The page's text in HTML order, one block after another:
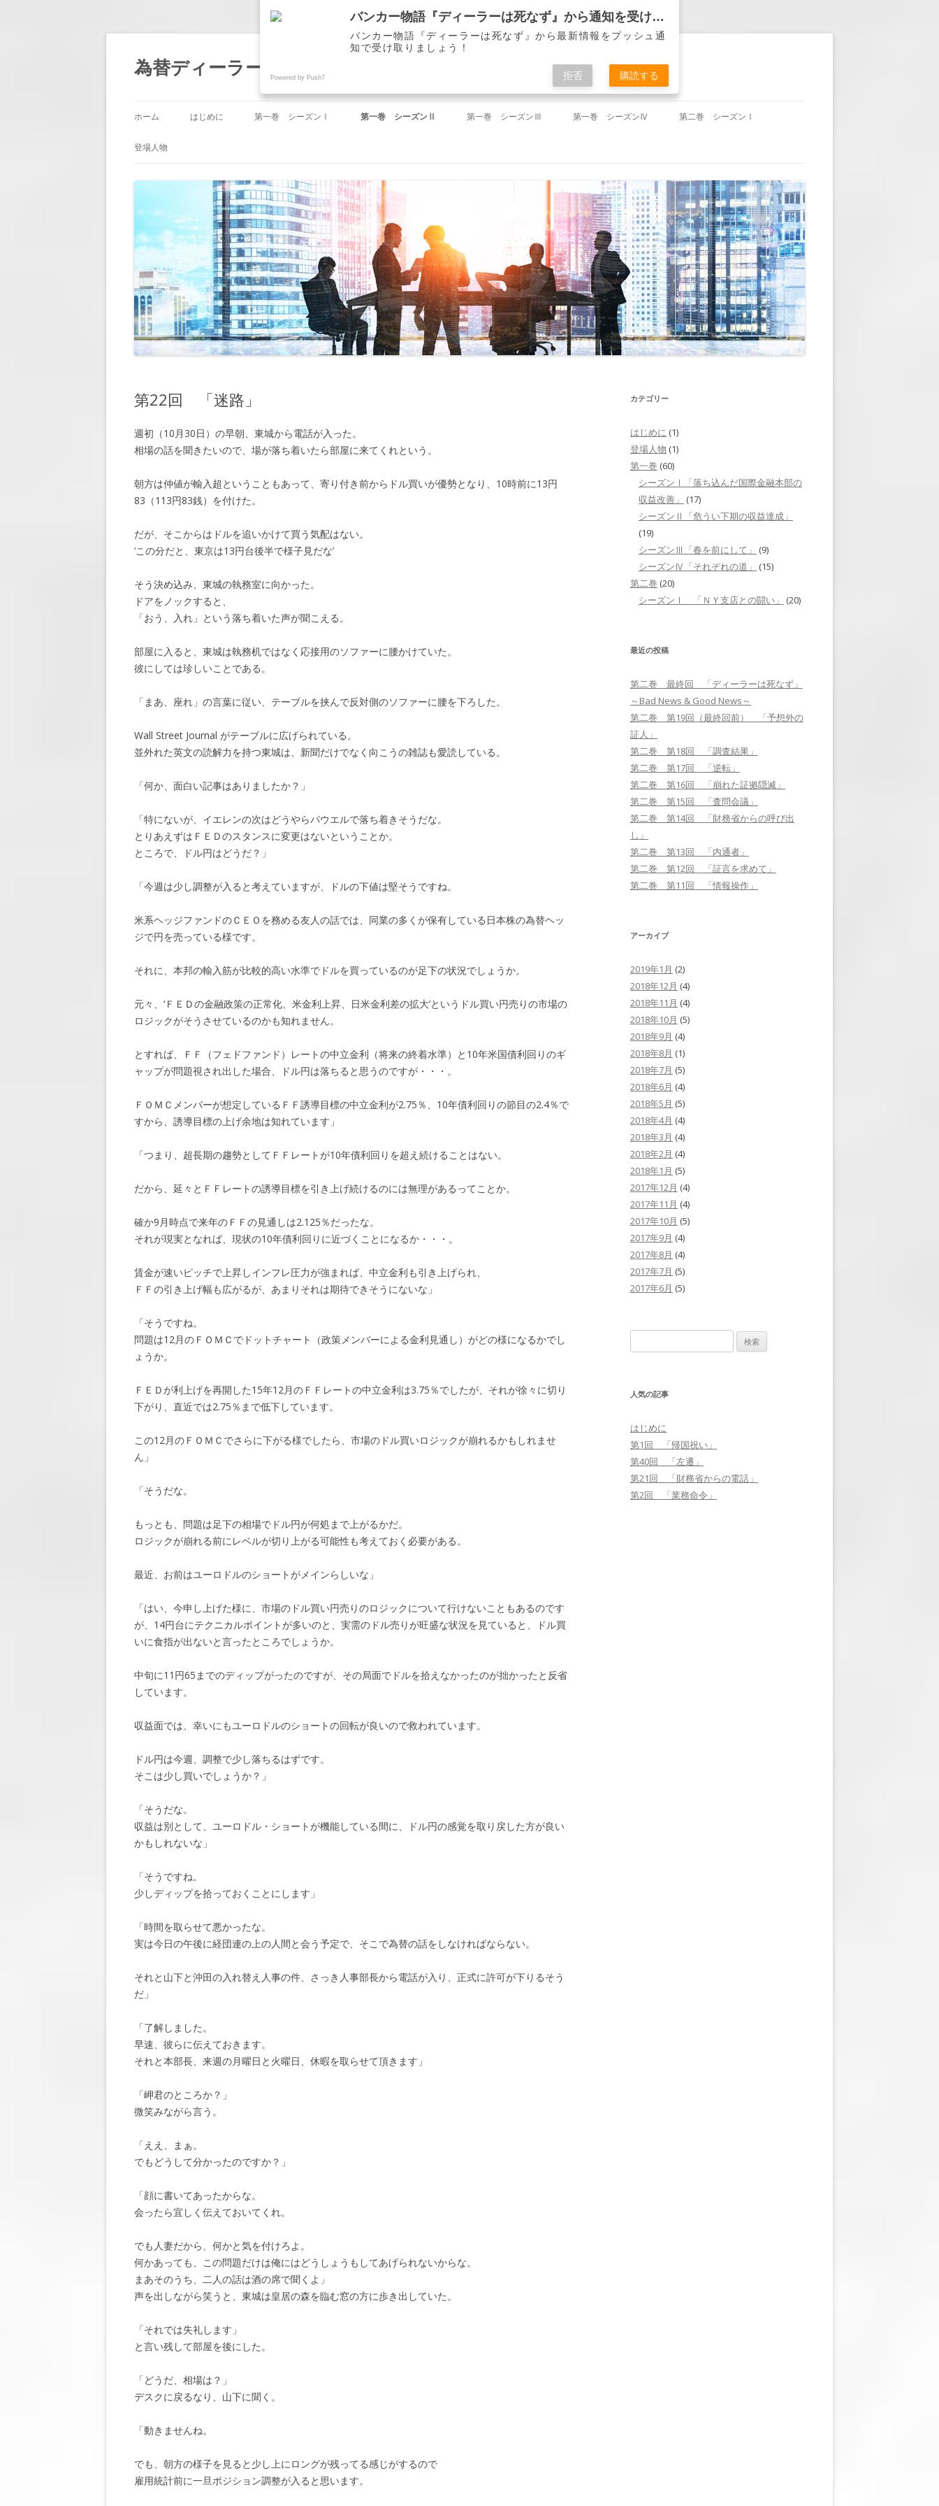
為替ディーラー物語『ディーラーは死なず』 仙崎 了
コ
ン
テ
ホーム はじめに 第一巻 シーズンⅠ
第3回 「嫉み」
第4回 「人事」
第5回 「節目のとき」
第6回 「意地」
第7回 「懸念と再決意」
第8回 「休暇」
第11回 「脅し」
第13回 「窮地」
第15回 「近づく9月末」
第一巻 シーズンⅡ
第20回 「下がらないドル」
第21回 「財務省からの電話」
第22回 「迷路」
第23回 「解け出した謎」
第24回 「甦った相場感」
第25回 「勝負のとき」
第30回 「語られた真実」
第一巻 シーズンⅢ
第41回 「春来たれり」
第42回 「山下を襲う知らざる敵」
第43回 「旅立ち」
第44回 「新年度」
第一巻 シーズンⅣ
第48回 「杞憂か事実か」
第49回 「久々のＴＶ出演」
第50回 「失われた方向感」
第51回 「岬の決意」
第52回 「それぞれの道」
第53回 「ニューヨークへ」
第55回 「焦り」
第56回 「ミッドタウン・トンネ
第57回 「リクルーティング」
第58回 「挑戦」
第59回 「岬の旅立ち」
第60回 「台風の後」
第二巻 シーズンⅠ
第二巻 第3回 「YOU’RE FIRED」
第二巻 第4回 「ヘンリー・ハド
ソンの悲劇」
第二巻 第5回 「墓前に誓う」
第二巻 第6回 「古傷」
第二巻 第7回 「人選」
第二巻 第12回 「証言を求めて」
第二巻 第13回 「内通者」
び出し」
第二巻 第18回 「調査結果」
第二巻 第19回（最終回前） 「予
第二巻 最終回 「ディーラーは死
なず」～BAD NEWS & GOOD
NEWS～
登場人物
第22回 「迷路」
週初（10月30日）の早朝、東城から電話が入った。
相場の話を聞きたいので、場が落ち着いたら部屋に来てくれという。
朝方は仲値が輸入超ということもあって、寄り付き前からドル買いが優勢となり、10時前に13円
83（113円83銭）を付けた。
だが、そこからはドルを追いかけて買う気配はない。
‘この分だと、東京は13円台後半で様子見だな’
そう決め込み、東城の執務室に向かった。
ドアをノックすると、
「おう、入れ」という落ち着いた声が聞こえる。
部屋に入ると、東城は執務机ではなく応接用のソファーに腰かけていた。
彼にしては珍しいことである。
「まあ、座れ」の言葉に従い、テーブルを挟んで反対側のソファーに腰を下ろした。
Wall Street Journal がテーブルに広げられている。
並外れた英文の読解力を持つ東城は、新聞だけでなく向こうの雑誌も愛読している。
「何か、面白い記事はありましたか？」
「特にないが、イエレンの次はどうやらパウエルで落ち着きそうだな。
とりあえずはＦＥＤのスタンスに変更はないということか。
ところで、ドル円はどうだ？」
「今週は少し調整が入ると考えていますが、ドルの下値は堅そうですね。
米系ヘッジファンドのＣＥＯを務める友人の話では、同業の多くが保有している日本株の為替ヘッ
ジで円を売っている様です。
それに、本邦の輸入筋が比較的高い水準でドルを買っているのが足下の状況でしょうか。
元々、‘ＦＥＤの金融政策の正常化、米金利上昇、日米金利差の拡大’というドル買い円売りの市場の
ロジックがそうさせているのかも知れません。
とすれば、ＦＦ（フェドファンド）レートの中立金利（将来の終着水準）と10年米国債利回りのギ
ャップが問題視され出した場合、ドル円は落ちると思うのですが・・・。
ＦＯＭＣメンバーが想定しているＦＦ誘導目標の中立金利が2.75％、10年債利回りの節目の2.4％で
すから、誘導目標の上げ余地は知れています」
「つまり、超長期の趨勢としてＦＦレートが10年債利回りを超え続けることはない。
だから、延々とＦＦレートの誘導目標を引き上げ続けるのには無理があるってことか。
確か9月時点で来年のＦＦの見通しは2.125％だったな。
それが現実となれば、現状の10年債利回りに近づくことになるか・・・。
賃金が速いピッチで上昇しインフレ圧力が強まれば、中立金利も引き上げられ、
ＦＦの引き上げ幅も広がるが、あまりそれは期待できそうにないな」
「そうですね。
問題は12月のＦＯＭＣでドットチャート（政策メンバーによる金利見通し）がどの様になるかでし
ょうか。
ＦＥＤが利上げを再開した15年12月のＦＦレートの中立金利は3.75％でしたが、それが徐々に切り
下がり、直近では2.75％まで低下しています。
この12月のＦＯＭＣでさらに下がる様でしたら、市場のドル買いロジックが崩れるかもしれませ
ん」
「そうだな。
もっとも、問題は足下の相場でドル円が何処まで上がるかだ。
ロジックが崩れる前にレベルが切り上がる可能性も考えておく必要がある。
最近、お前はユーロドルのショートがメインらしいな」
「はい、今申し上げた様に、市場のドル買い円売りのロジックについて行けないこともあるのです
が、14円台にテクニカルポイントが多いのと、実需のドル売りが旺盛な状況を見ていると、ドル買
いに食指が出ないと言ったところでしょうか。
中旬に11円65までのディップがったのですが、その局面でドルを拾えなかったのが拙かったと反省
しています。
収益面では、幸いにもユーロドルのショートの回転が良いので救われています。
ドル円は今週、調整で少し落ちるはずです。
そこは少し買いでしょうか？」
「そうだな。
収益は別として、ユーロドル・ショートが機能している間に、ドル円の感覚を取り戻した方が良い
かもしれないな」
「そうですね。
少しディップを拾っておくことにします」
「時間を取らせて悪かったな。
実は今日の午後に経団連の上の人間と会う予定で、そこで為替の話をしなければならない。
それと山下と沖田の入れ替え人事の件、さっき人事部長から電話が入り、正式に許可が下りるそう
だ」
「了解しました。
早速、彼らに伝えておきます。
それと本部長、来週の月曜日と火曜日、休暇を取らせて頂きます」
「岬君のところか？」
微笑みながら言う。
「ええ、まぁ。
でもどうして分かったのですか？」
「顔に書いてあったからな。
会ったら宜しく伝えておいてくれ。
でも人妻だから、何かと気を付けろよ。
何かあっても、この問題だけは俺にはどうしょうもしてあげられないからな。
まあそのうち、二人の話は酒の席で聞くよ」
声を出しながら笑うと、東城は皇居の森を臨む窓の方に歩き出していた。
「それでは失礼します」
と言い残して部屋を後にした。
「どうだ、相場は？」
デスクに戻るなり、山下に聞く。
「動きませんね。
でも、朝方の様子を見ると少し上にロングが残ってる感じがするので
雇用統計前に一旦ポジション調整が入ると思います。
カテゴリー
はじめに (1)
登場人物 (1)
第一巻 (60)
シーズンⅠ「落ち込んだ国際金融本部の
収益改善」
(17)
シーズンⅡ「危うい下期の収益達成」
(19)
シーズンⅢ「春を前にして」
(9)
シーズンⅣ「それぞれの道」
(15)
第二巻 (20)
シーズンⅠ 「ＮＹ支店との闘い」
(20)
最近の投稿
第二巻 最終回 「ディーラーは死なず」
～Bad News & Good News～
第二巻 第19回（最終回前） 「予想外の
証人」
第二巻 第18回 「調査結果」
第二巻 第17回 「逆転」
第二巻 第16回 「崩れた証拠隠滅」
第二巻 第15回 「査問会議」
第二巻 第14回 「財務省からの呼び出
し」
第二巻 第13回 「内通者」
第二巻 第12回 「証言を求めて」
第二巻 第11回 「情報操作」
アーカイブ
2019年1月 (2)
2018年12月 (4)
2018年11月 (4)
2018年10月 (5)
2018年9月 (4)
2018年8月 (1)
2018年7月 (5)
2018年6月 (4)
2018年5月 (5)
2018年4月 (4)
2018年3月 (4)
2018年2月 (4)
2018年1月 (5)
2017年12月 (4)
2017年11月 (4)
2017年10月 (5)
2017年9月 (4)
2017年8月 (4)
2017年7月 (5)
2017年6月 (5)
索
人気の記事
はじめに
第1回 「帰国祝い」
第40回 「左遷」
第21回 「財務省からの電話」
第2回 「業務命令」
バンカー物語『ディーラーは死なず』から通知を受け取る
バンカー物語『ディーラーは死なず』から最新情報をプッシュ通
知で受け取りましょう！
Powered by Push7 拒否 購読する